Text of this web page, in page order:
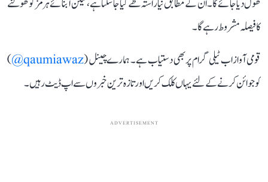
کھول دیا جائے گا۔ ان کے مطابق نیا راستہ طے کیا جا سکتا ہے، لیکن آبنائے ہرمز کو کھولنے
کا فیصلہ مشروط رہے گا۔
قومی آواز اب ٹیلی گرام پر بھی دستیاب ہے۔ ہمارے چینل (qaumiawaz@
)
کو جوائن کرنے کے لئے یہاں کلک کریں اور تازہ ترین خبروں سے اپ ڈیٹ رہیں۔
ADVERTISEMENT